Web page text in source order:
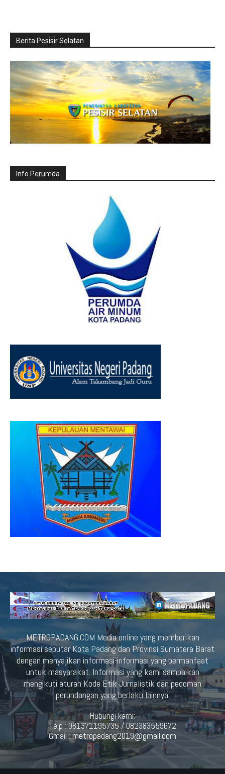
Berita Pesisir Selatan
Info Perumda
METROPADANG.COM Media online yang memberikan
informasi seputar Kota Padang dan Provinsi Sumatera Barat
dengan menyajikan informasi-informasi yang bermanfaat
untuk masyarakat. Informasi yang kami sampaikan
mengikuti aturan Kode Etik Jurnalistik dan pedoman
perundangan yang berlaku lainnya.
Hubungi kami:
Telp : 081371195735 / 082383559672
Gmail :metropadang2019@gmail.com